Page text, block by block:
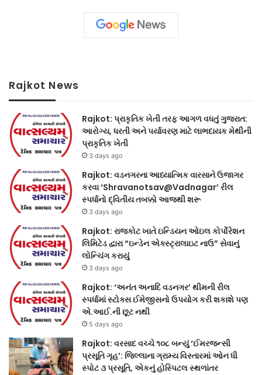
Rajkot News
Rajkot: પ્રાકૃતિક ખેતી તરફ આગળ વધતું ગુજરાત:
આરોગ્ય, ધરતી અને પર્યાવરણ માટે લાભદાયક મેથીની
પ્રાકૃતિક ખેતી
3 days ago
Rajkot: વડનગરના આધ્યાત્મિક વારસાને ઉજાગર
કરવા ‘Shravanotsav@Vadnagar’ રીલ
સ્પર્ધાનો દ્વિતીય તબક્કો આજથી શરૂ
3 days ago
Rajkot: રાજકોટ ખાતે ઇન્ડિયન ઓઇલ કોર્પોરેશન
લિમિટેડ દ્વારા “ઇન્ડેન એક્સ્ટ્રાલાઇટ નાઉ” સેવાનું
લોન્ચિંગ કરાયું
3 days ago
Rajkot: ‘અનંત અનાદિ વડનગર’ થીમની રીલ
સ્પર્ધામાં સ્ટોક્સ ઈમેજીસનો ઉપયોગ કરી શકાશે પણ
એ.આઈ.ની છૂટ નથી
5 days ago
Rajkot: વરસાદ વચ્ચે ૧૦૮ બન્યું ‘ઈમરજન્સી
પ્રસૂતિ ગૃહ’: જિલ્લાના ગ્રામ્ય વિસ્તારમાં ઓન ધી
સ્પોટ ૩ પ્રસૂતિ, એકનું હોસ્પિટલ સ્થળાંતર